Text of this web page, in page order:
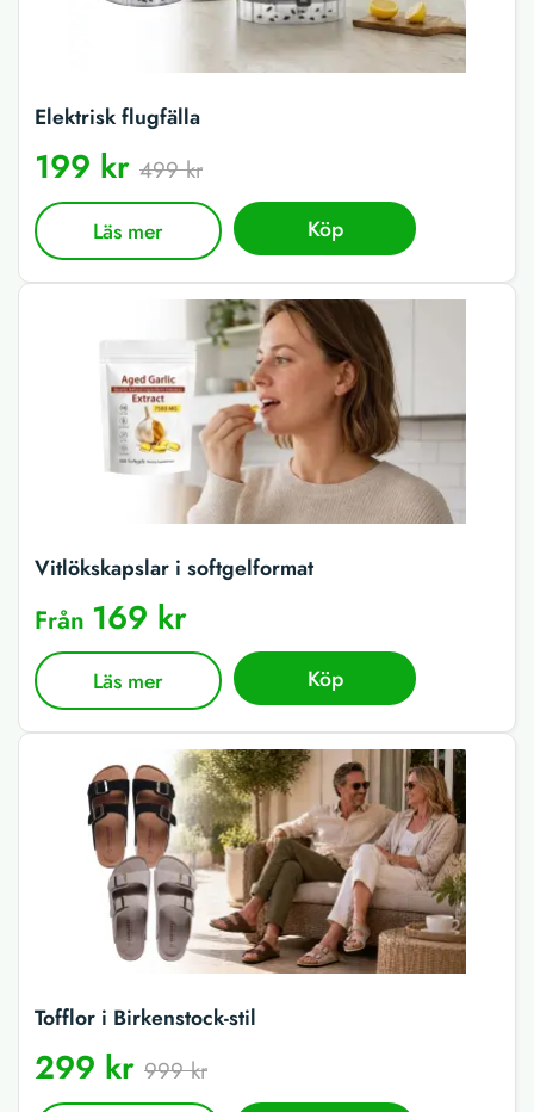
Elektrisk flugfälla
199 kr 499 kr
Läs mer Köp
Vitlökskapslar i softgelformat
Från 169 kr
Läs mer Köp
Tofflor i Birkenstock-stil
299 kr 999 kr